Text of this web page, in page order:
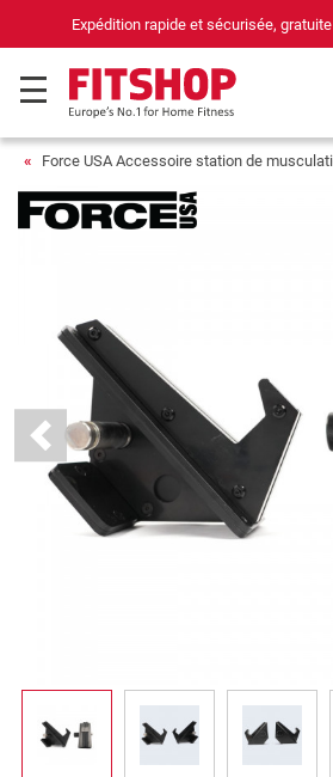
Expédition rapide et sécurisée,
Force USA Accessoire station de
Previous